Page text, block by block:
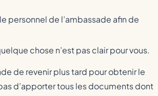
personnel de l’ambassade afin de
chose n’est pas clair pour vous.
de revenir plus tard pour obtenir le
d’apporter tous les documents dont